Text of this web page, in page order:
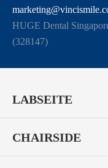
HUGE Dental
(328147)
LABSEITE
CHAIRSIDE